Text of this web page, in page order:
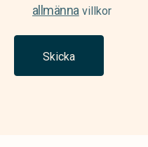
allmännavillkor
Skicka